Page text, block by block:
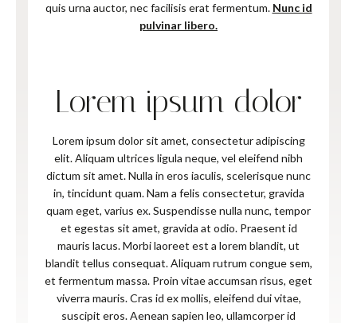
quis urna auctor, nec facilisis erat fermentum. Nunc id
pulvinar libero.
Lorem ipsum dolor
Lorem ipsum dolor sit amet, consectetur adipiscing
elit. Aliquam ultrices ligula neque, vel eleifend nibh
dictum sit amet. Nulla in eros iaculis, scelerisque nunc
in, tincidunt quam. Nam a felis consectetur, gravida
quam eget, varius ex. Suspendisse nulla nunc, tempor
et egestas sit amet, gravida at odio. Praesent id
mauris lacus. Morbi laoreet est a lorem blandit, ut
blandit tellus consequat. Aliquam rutrum congue sem,
et fermentum massa. Proin vitae accumsan risus, eget
viverra mauris. Cras id ex mollis, eleifend dui vitae,
suscipit eros. Aenean sapien leo, ullamcorper id